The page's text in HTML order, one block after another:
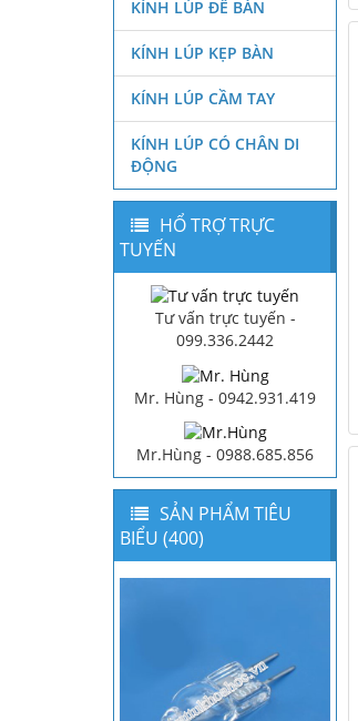
KÍNH LÚP ĐỂ BÀN
KÍNH LÚP KẸP BÀN
KÍNH LÚP CẦM TAY
KÍNH LÚP CÓ CHÂN DI
ĐỘNG
HỔ TRỢ TRỰC
TUYẾN
Tư vấn trực tuyến -
099.336.2442
Mr. Hùng - 0942.931.419
Mr.Hùng - 0988.685.856
SẢN PHẨM TIÊU
BIỂU (400)